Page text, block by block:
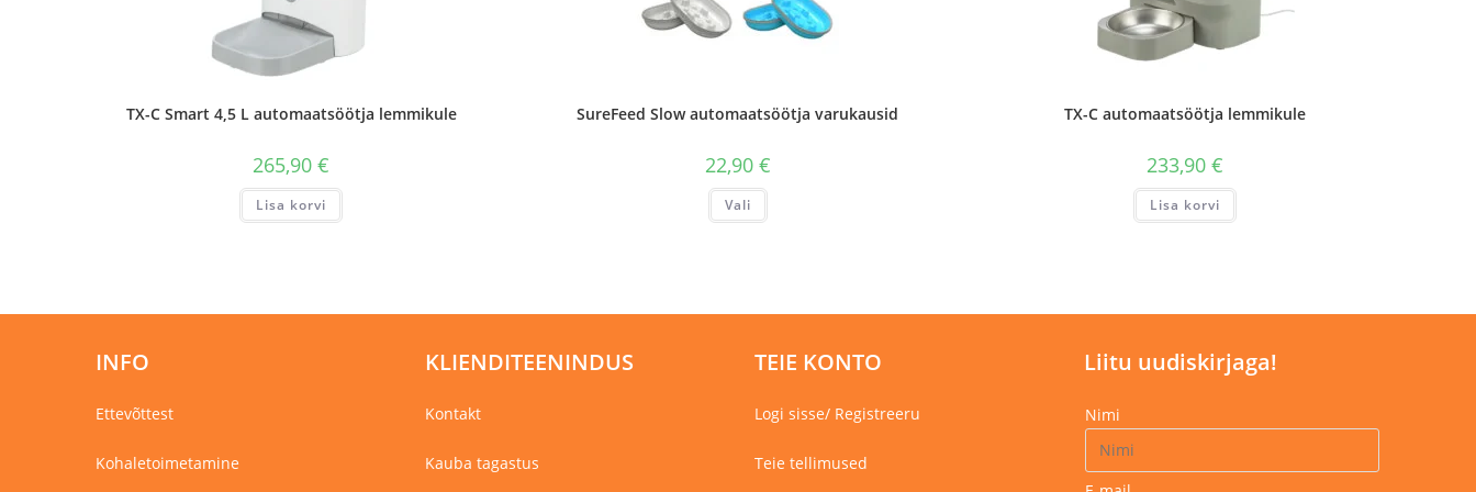
TX-C Smart 4,5 L automaatsöötja lemmikule
265,90€
Lisa korvi
SureFeed Slow automaatsöötja varukausid
22,90 €
Vali
Sellel
tootelehel.
TX-C automaatsöötja lemmikule
233,90 €
Lisa korvi
INFO
Ettevõttest
Kohaletoimetamine
KLIENDITEENINDUS
Kontakt
Kauba tagastus
TEIE KONTO
Logi sisse/ Registreeru
Teie tellimused
Liitu uudiskirjaga!
Nimi